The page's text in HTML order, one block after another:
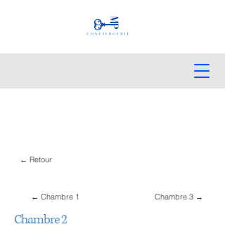
← Retour
← Chambre 1 Chambre 3 →
Chambre 2